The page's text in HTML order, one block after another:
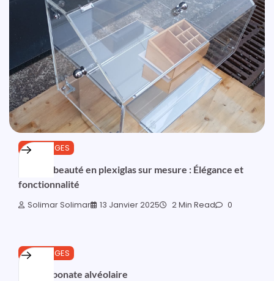
OUTILLAGES
Coffret beauté en plexiglas sur mesure : Élégance et
fonctionnalité
Solimar Solimar 13 Janvier 2025 2 Min Read 0
OUTILLAGES
Polycarbonate alvéolaire